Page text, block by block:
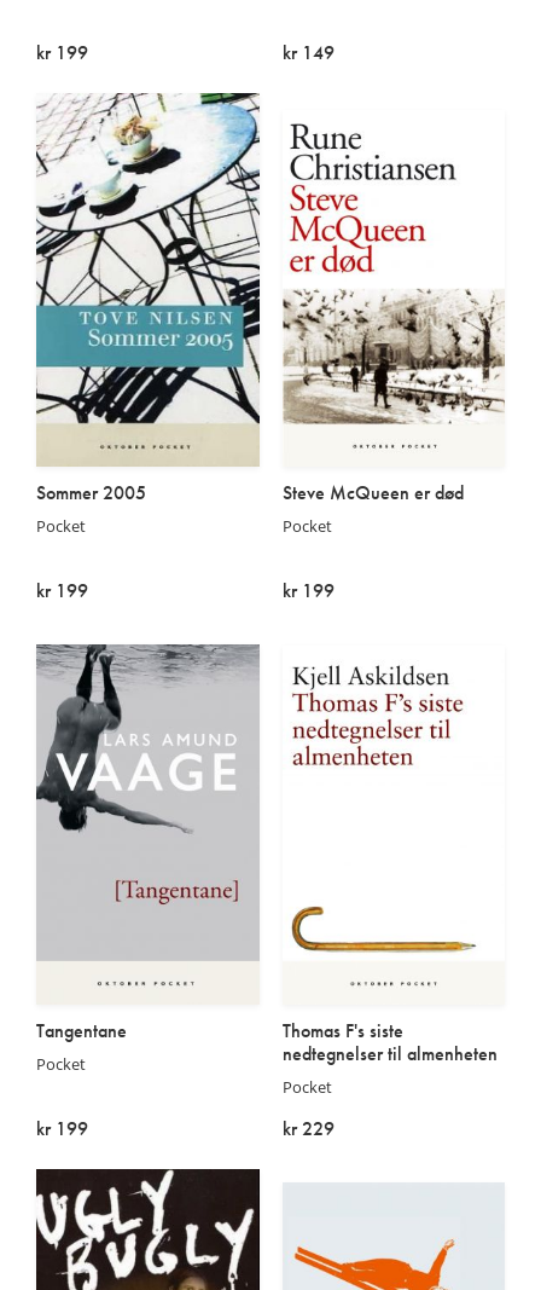
kr 199 kr 149
Sommer 2005
Pocket
kr 199
Steve McQueen er død
Pocket
kr 199
Tangentane
Pocket
kr 199
Thomas F's siste
nedtegnelser til almenheten
Pocket
kr 229